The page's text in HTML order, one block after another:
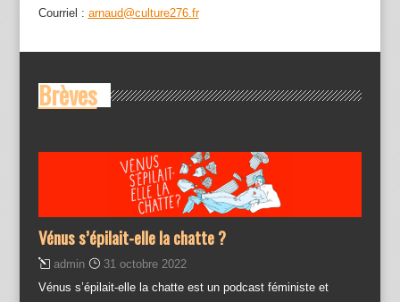
Courriel : arnaud@culture276.fr
Brèves
Vénus s’épilait-elle la chatte ?
admin
31 octobre 2022
Vénus s’épilait-elle la chatte est un podcast féministe et